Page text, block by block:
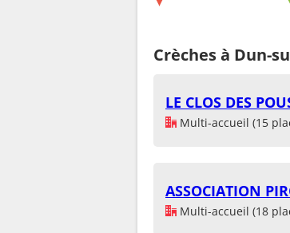
Crèches à Dun-
LE CLOS DES
Multi-accueil (15
ASSOCIATION
Multi-accueil (18